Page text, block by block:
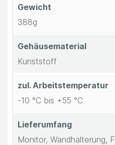
Gewicht
388g
Gehäusematerial
Kunststoff
zul. Arbeitstemperatur
-10 °C bis +55 °C
Lieferumfang
Monitor, Wandhalterung,